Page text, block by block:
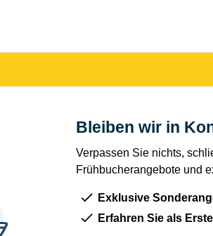
Bleiben wir in
Verpassen Sie nichts,
Frühbucherangebote und
Exklusive
Erfahren Sie als